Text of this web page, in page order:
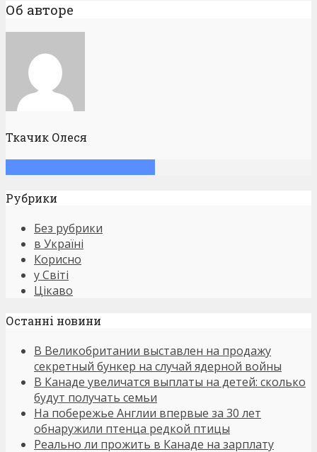
Об авторе
Ткачик Олеся
Рубрики
Без рубрики
в Україні
Корисно
у Світі
Цікаво
Останнi новини
В Великобритании выставлен на продажу
секретный бункер на случай ядерной войны
В Канаде увеличатся выплаты на детей: сколько
будут получать семьи
На побережье Англии впервые за 30 лет
обнаружили птенца редкой птицы
Реально ли прожить в Канаде на зарплату